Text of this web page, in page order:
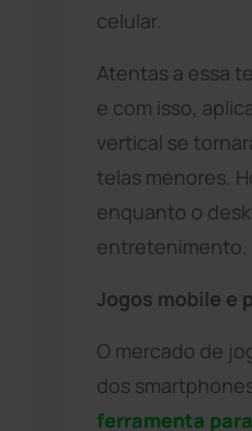
celular.
Atentas a essa
e com isso,
vertical se
telas menores.
enquanto o
entretenimento.
Jogos mobile e
O mercado de
dos
ferramenta